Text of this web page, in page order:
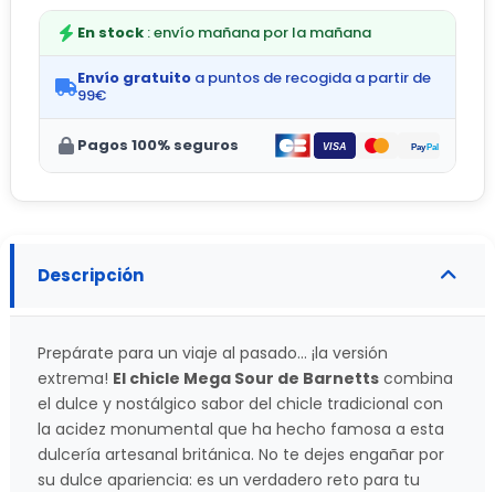
En stock : envío mañana por la mañana
Envío gratuito a puntos de recogida a partir de
99€
Pagos 100% seguros
Descripción
Prepárate para un viaje al pasado... ¡la versión
extrema! El chicle Mega Sour de Barnetts combina
el dulce y nostálgico sabor del chicle tradicional con
la acidez monumental que ha hecho famosa a esta
dulcería artesanal británica. No te dejes engañar por
su dulce apariencia: es un verdadero reto para tu